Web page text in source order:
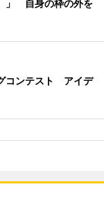
」 自身の枠の外を
コンテスト アイデ